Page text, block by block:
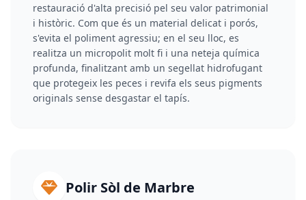
restauració d'alta precisió pel seu valor patrimonial
i històric. Com que és un material delicat i porós,
s'evita el poliment agressiu; en el seu lloc, es
realitza un micropolit molt fi i una neteja química
profunda, finalitzant amb un segellat hidrofugant
que protegeix les peces i revifa els seus pigments
originals sense desgastar el tapís.
Polir Sòl de Marbre